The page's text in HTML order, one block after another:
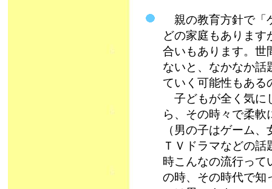
親の教育方針で「
どの家庭もありま
合いもあります。世
ないと、なかなか話
ていく可能性もある
子どもが全く気に
ら、その時々で柔
（男の子はゲーム
ＴＶドラマなどの
時こんなの流行って
の時、その時代で知